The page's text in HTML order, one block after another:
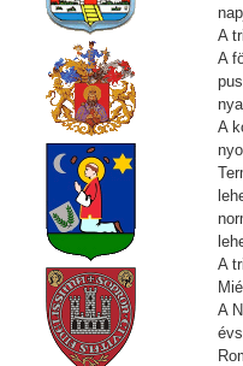
A
A
A
A
A